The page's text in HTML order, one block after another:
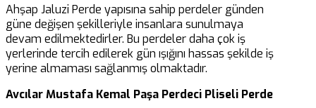
Ahşap Jaluzi Perde yapısına sahip perdeler günden
güne değişen şekilleriyle insanlara sunulmaya
devam edilmektedirler. Bu perdeler daha çok iş
yerlerinde tercih edilerek gün ışığını hassas şekilde iş
yerine almaması sağlanmış olmaktadır.
Avcılar Mustafa Kemal Paşa Perdeci Pliseli Perde